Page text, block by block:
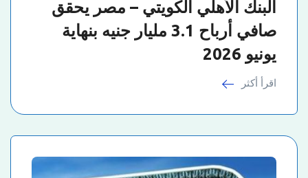
البنك الأهلي الكويتي – مصر يحقق
صافي أرباح 3.1 مليار جنيه بنهاية
يونيو 2026
اقرأ أكثر